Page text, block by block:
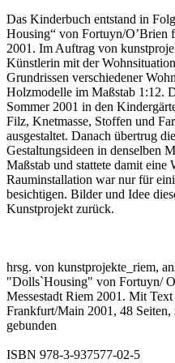
Das Kinderbuch entstand in
Housing“ von Fortuyn/O’Brien
2001. Im Auftrag von
Künstlerin mit der
Grundrissen verschiedener
Holzmodelle im Maßstab 1:12.
Sommer 2001 in den
Filz, Knetmasse, Stoffen und
ausgestaltet. Danach übertrug
Gestaltungsideen in denselben
Maßstab und stattete damit eine
Rauminstallation war nur für
besichtigen. Bilder und Idee
Kunstprojekt zurück.
hrsg. von kunstprojekte_riem,
"Dolls`Housing" von Fortuyn/
Messestadt Riem 2001. Mit
Frankfurt/Main 2001, 48
gebunden
ISBN 978-3-937577-02-5